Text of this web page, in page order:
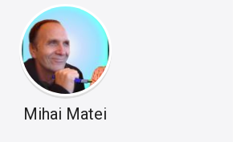
Mihai Matei